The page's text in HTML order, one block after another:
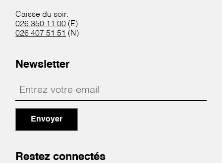
Caisse du soir:
026 350 11 00 (E)
026 407 51 51 (N)
Newsletter
Envoyer
Restez connectés